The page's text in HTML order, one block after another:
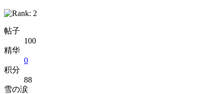
帖子
100
精华
0
积分
88
雪の涙